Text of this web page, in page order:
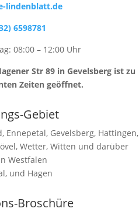
lindenblatt.de
6598781
08:00 – 12:00 Uhr
Str 89 in Gevelsberg ist zu
Zeiten geöffnet.
Gebiet
Ennepetal, Gevelsberg, Hattingen,
Wetter, Witten und darüber
Westfalen
und Hagen
Broschüre